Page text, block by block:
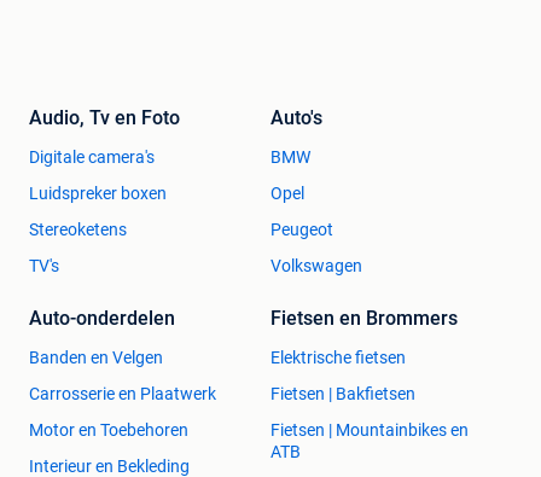
Audio, Tv en Foto
Digitale camera's
Luidspreker boxen
Stereoketens
TV's
Auto's
BMW
Opel
Peugeot
Volkswagen
Auto-onderdelen
Banden en Velgen
Carrosserie en Plaatwerk
Motor en Toebehoren
Interieur en Bekleding
Fietsen en Brommers
Elektrische fietsen
Fietsen | Bakfietsen
Fietsen | Mountainbikes en
ATB